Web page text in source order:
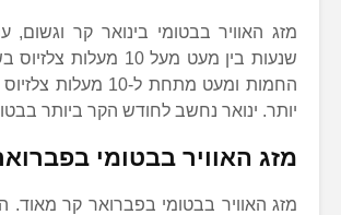
מזג האוויר בבטומי בינואר קר וגשום,
שנעות בין מעט מעל 10
החמות ומעט מתחת ל-10
יותר. ינואר נחשב לחודש הקר ביותר
מזג האוויר בבטומי
מזג האוויר בבטומי בפברואר קר מאוד.